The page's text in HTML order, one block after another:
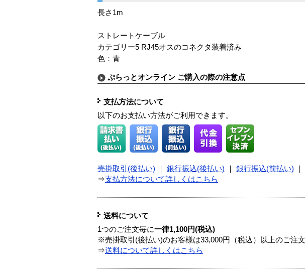
長さ1m
ストレートケーブル
カテゴリー5 RJ45オスのコネクタ装着済み
色：青
ぷらっとオンライン ご購入の際の注意点
支払方法について
以下のお支払い方法がご利用できます。
売掛取引(後払い) 銀行振込(後払い) 銀行振込(前払い)
⇒支払方法について詳しくはこちら
送料について
1つのご注文毎に一律1,100円(税込)
※売掛取引(後払い)のお客様は33,000円（税込）以上のご注
⇒送料について詳しくはこちら